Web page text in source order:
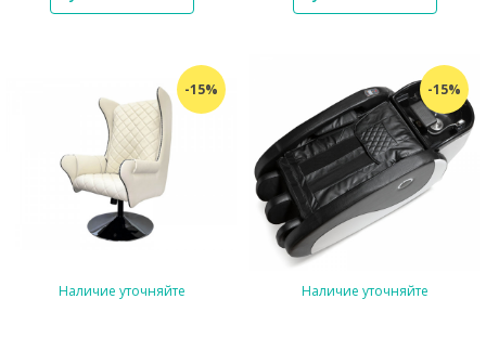
-15%
Наличие уточняйте
-15%
Наличие уточняйте